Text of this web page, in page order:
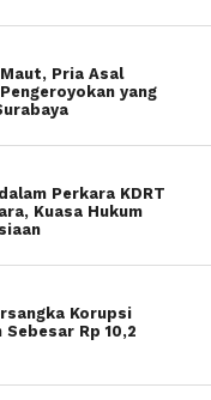
Pria Asal
yang
Perkara KDRT
Kuasa Hukum
Korupsi
Sebesar Rp 10,2